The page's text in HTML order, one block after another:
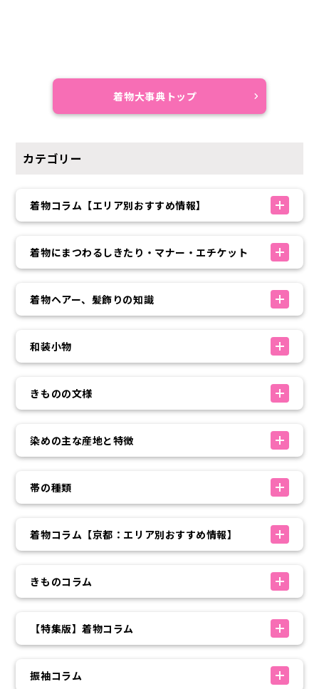
着物大事典トップ
カテゴリー
着物コラム【エリア別おすすめ情報】
着物にまつわるしきたり・マナー・エチケット
着物ヘアー、髪飾りの知識
和装小物
きものの文様
染めの主な産地と特徴
帯の種類
着物コラム【京都：エリア別おすすめ情報】
きものコラム
【特集版】着物コラム
振袖コラム